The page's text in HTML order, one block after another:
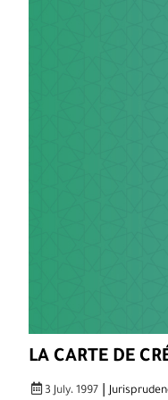
LA CARTE DE
3 July، 1997|